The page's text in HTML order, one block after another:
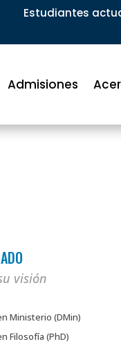
Estudiantes
Admisiones
visión
Ministerio (DMin)
Filosofía (PhD)